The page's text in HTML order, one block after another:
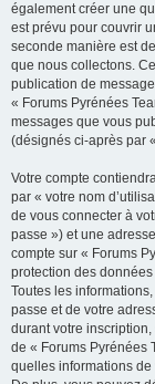
également créer une
est prévu pour couvrir
seconde manière est
que nous collectons.
publication de
« Forums Pyrénées
messages que vous
(désignés ci-après par
Votre compte
par « votre nom
de vous connecter à
passe ») et une
compte sur « Forums
protection des
Toutes les
passe et de votre
durant votre
de « Forums Pyrénées
quelles informations